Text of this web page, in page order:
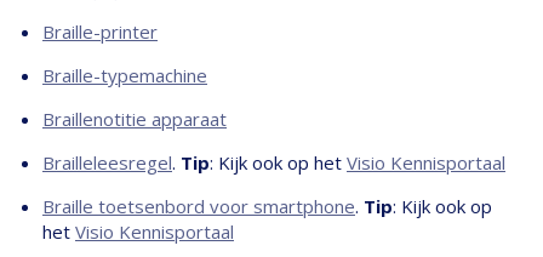
Braille-printer
Braille-typemachine
Braillenotitie apparaat
Brailleleesregel. Tip: Kijk ook op het Visio Kennisportaal
Braille toetsenbord voor smartphone. Tip: Kijk ook op
het Visio Kennisportaal